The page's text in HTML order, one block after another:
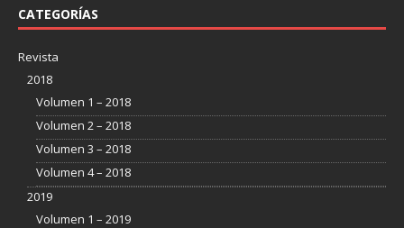
CATEGORÍAS
Revista
2018
Volumen 1 – 2018
Volumen 2 – 2018
Volumen 3 – 2018
Volumen 4 – 2018
2019
Volumen 1 – 2019